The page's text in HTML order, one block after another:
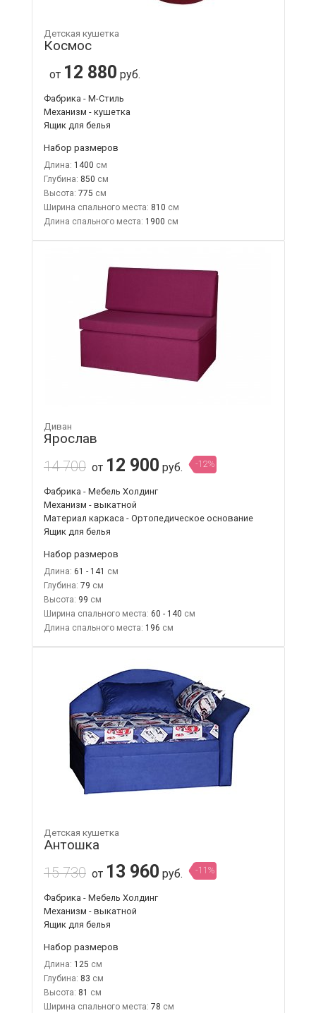
Детская кушетка
Космос
от 12 880 руб.
Фабрика - М-Стиль
Механизм - кушетка
Ящик для белья
Набор размеров
Длина: 1400
Глубина: 850
Высота: 775
Ширина спального места: 810
Длина спального места: 1900
Диван
Ярослав
14 700 от 12 900 руб. -12%
Фабрика - Мебель Холдинг
Механизм - выкатной
Материал каркаса - Ортопедическое основание
Ящик для белья
Набор размеров
Длина: 61 - 141
Глубина: 79
Высота: 99
Ширина спального места: 60 - 140
Длина спального места: 196
Детская кушетка
Антошка
15 730 от 13 960 руб. -11%
Фабрика - Мебель Холдинг
Механизм - выкатной
Ящик для белья
Набор размеров
Длина: 125
Глубина: 83
Высота: 81
Ширина спального места: 78